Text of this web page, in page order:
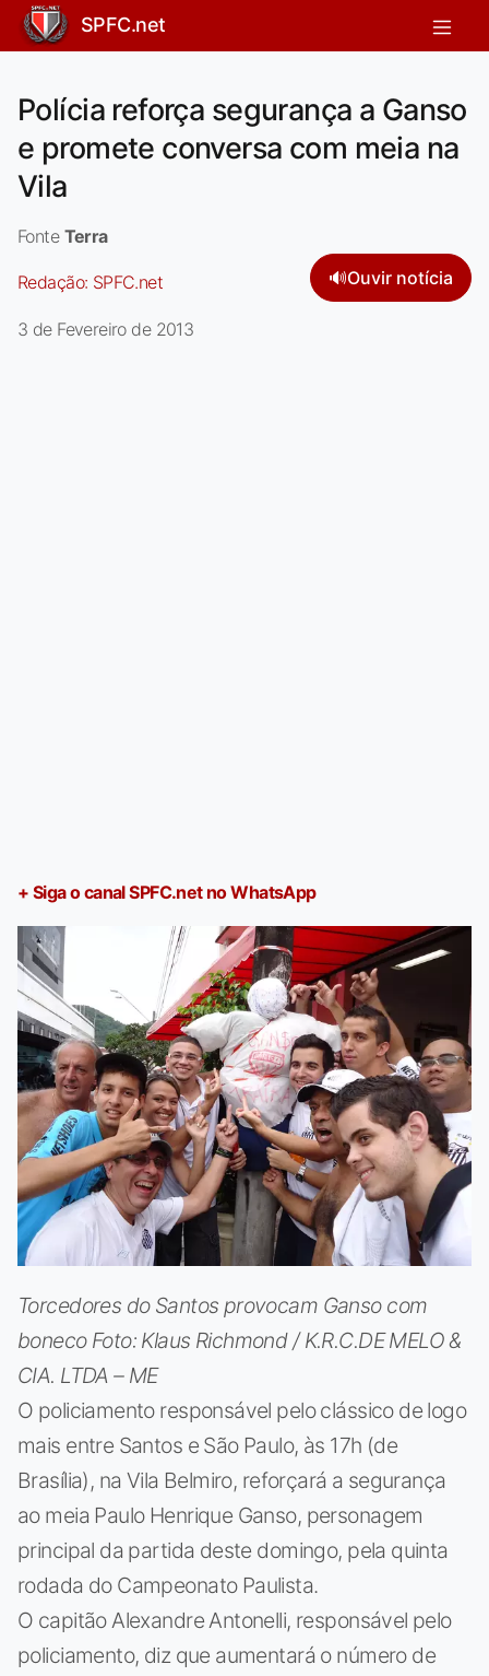
SPFC.net
Polícia reforça segurança a Ganso
e promete conversa com meia na
Vila
Fonte Terra
Redação: SPFC.net 🔊Ouvir notícia
3 de Fevereiro de 2013
+ Siga o canal SPFC.net no WhatsApp
Torcedores do Santos provocam Ganso com
boneco Foto: Klaus Richmond / K.R.C.DE MELO &
CIA. LTDA – ME
O policiamento responsável pelo clássico de logo
mais entre Santos e São Paulo, às 17h (de
Brasília), na Vila Belmiro, reforçará a segurança
ao meia Paulo Henrique Ganso, personagem
principal da partida deste domingo, pela quinta
rodada do Campeonato Paulista.
O capitão Alexandre Antonelli, responsável pelo
policiamento, diz que aumentará o número de